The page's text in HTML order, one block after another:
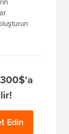
300$'a
Edin